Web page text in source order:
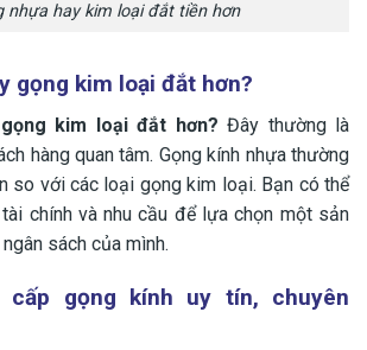
nhựa hay kim loại đắt tiền hơn
gọng kim loại đắt hơn?
kim loại đắt hơn? Đây thường là
hàng quan tâm. Gọng kính nhựa thường
so với các loại gọng kim loại. Bạn có thể
chính và nhu cầu để lựa chọn một sản
sách của mình.
gọng kính uy tín, chuyên